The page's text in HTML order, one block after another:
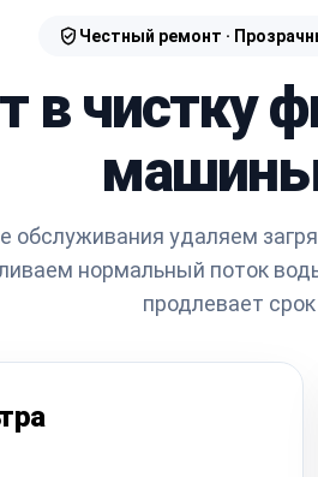
Честный ремонт ·
в чистку
машины
обслуживания удаляем
нормальный поток
продлевает